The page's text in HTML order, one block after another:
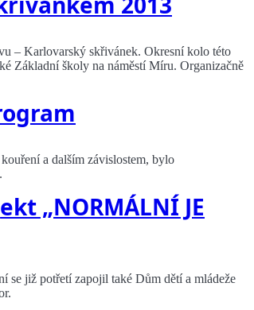
– Karlovarský skřivánek. Okresní kolo této
Základní školy na náměstí Míru. Organizačně
a dalším závislostem, bylo
„NORMÁLNÍ JE
se již potřetí zapojil také Dům dětí a mládeže